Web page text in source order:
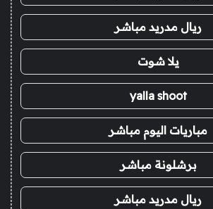
ريال مدريد مباشر
يلا شوت
yalla shoot
مباريات اليوم مباشر
برشلونة مباشر
ريال مدريد مباشر